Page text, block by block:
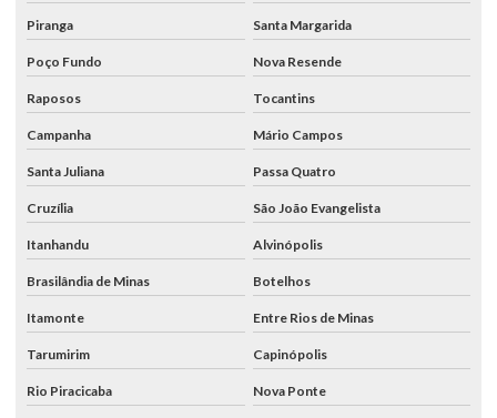
Piranga Santa Margarida
Poço Fundo Nova Resende
Raposos Tocantins
Campanha Mário Campos
Santa Juliana Passa Quatro
Cruzília São João Evangelista
Itanhandu Alvinópolis
Brasilândia de Minas Botelhos
Itamonte Entre Rios de Minas
Tarumirim Capinópolis
Rio Piracicaba Nova Ponte